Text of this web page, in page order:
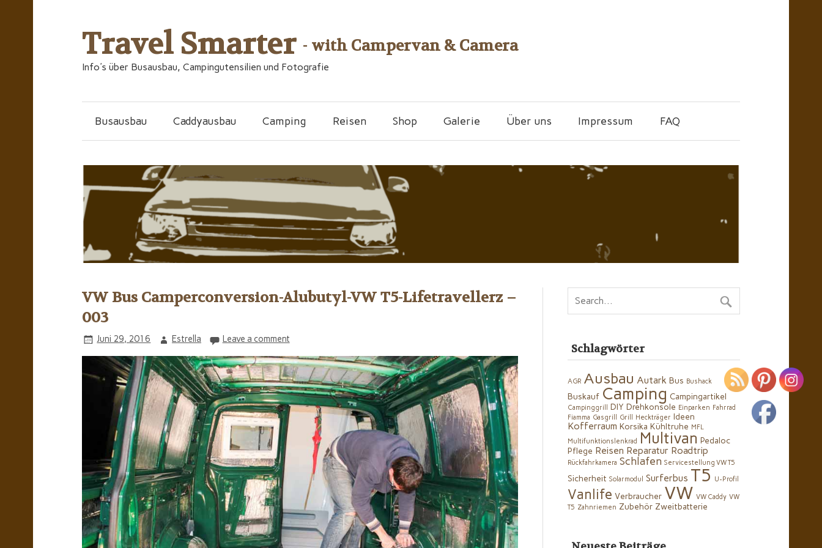
Travel Smarter - with Campervan & Camera
Info's über Busausbau, Campingutensilien und Fotografie
Busausbau Caddyausbau Camping Reisen Shop Galerie Über uns Impressum FAQ
VW Bus Camperconversion-Alubutyl-VW T5-Lifetravellerz –
003
Juni 29, 2016 Estrella Leave a comment
Schlagwörter
AGR Ausbau Autark Bus Bushack
Buskauf Camping Campingartikel
Campinggrill DIY Drehkonsole Einparken Fahrrad
Fiamma Gasgrill Grill Heckträger Ideen
Kofferraum Korsika Kühltruhe MFL
Multifunktionslenkrad
Multivan Pedaloc
Pflege Reisen Reparatur Roadtrip
Rückfahrkamera Schlafen Servicestellung VW T5
Sicherheit Solarmodul Surferbus T5 U-Profil
Vanlife Verbraucher VW VW Caddy VW
T5 Zahnriemen Zubehör Zweitbatterie